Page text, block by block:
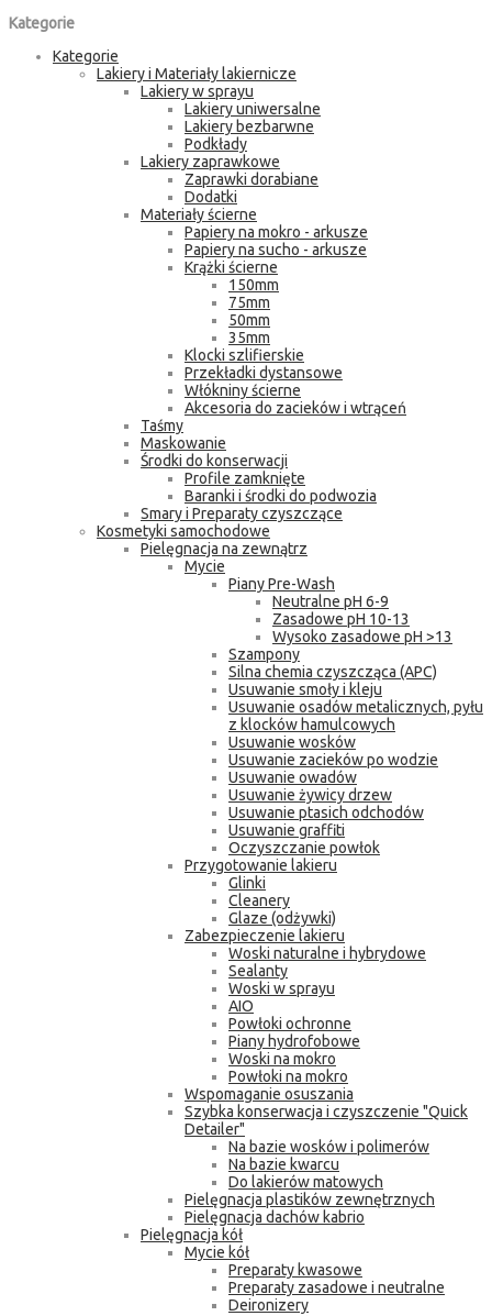
Kategorie
Kategorie
Lakiery i Materiały lakiernicze
Lakiery w sprayu
Lakiery uniwersalne
Lakiery bezbarwne
Podkłady
Lakiery zaprawkowe
Zaprawki dorabiane
Dodatki
Materiały ścierne
Papiery na mokro - arkusze
Papiery na sucho - arkusze
Krążki ścierne
150mm
75mm
50mm
35mm
Klocki szlifierskie
Przekładki dystansowe
Włókniny ścierne
Akcesoria do zacieków i wtrąceń
Taśmy
Maskowanie
Środki do konserwacji
Profile zamknięte
Baranki i środki do podwozia
Smary i Preparaty czyszczące
Kosmetyki samochodowe
Pielęgnacja na zewnątrz
Mycie
Piany Pre-Wash
Neutralne pH 6-9
Zasadowe pH 10-13
Wysoko zasadowe pH >13
Szampony
Silna chemia czyszcząca (APC)
Usuwanie smoły i kleju
Usuwanie osadów metalicznych, pyłu
z klocków hamulcowych
Usuwanie wosków
Usuwanie zacieków po wodzie
Usuwanie owadów
Usuwanie żywicy drzew
Usuwanie ptasich odchodów
Usuwanie graffiti
Oczyszczanie powłok
Przygotowanie lakieru
Glinki
Cleanery
Glaze (odżywki)
Zabezpieczenie lakieru
Woski naturalne i hybrydowe
Sealanty
Woski w sprayu
AIO
Powłoki ochronne
Piany hydrofobowe
Woski na mokro
Powłoki na mokro
Wspomaganie osuszania
Szybka konserwacja i czyszczenie "Quick
Detailer"
Na bazie wosków i polimerów
Na bazie kwarcu
Do lakierów matowych
Pielęgnacja plastików zewnętrznych
Pielęgnacja dachów kabrio
Pielęgnacja kół
Mycie kół
Preparaty kwasowe
Preparaty zasadowe i neutralne
Deironizery